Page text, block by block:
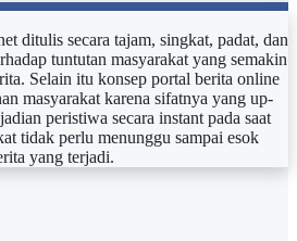
ditulis secara tajam, singkat, padat, dan
tuntutan masyarakat yang semakin
Selain itu konsep portal berita online
masyarakat karena sifatnya yang up-
peristiwa secara instant pada saat
tidak perlu menunggu sampai esok
yang terjadi.